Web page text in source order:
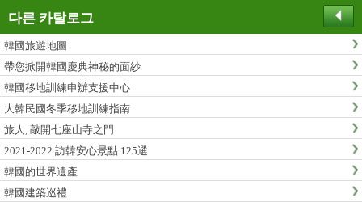
다른 카탈로그
韓國旅遊地圖
帶您掀開韓國慶典神秘的面紗
韓國移地訓練申辦支援中心
大韓民國冬季移地訓練指南
旅人, 敲開七座山寺之門
2021-2022 訪韓安心景點 125選
韓國的世界遺產
韓國建築巡禮